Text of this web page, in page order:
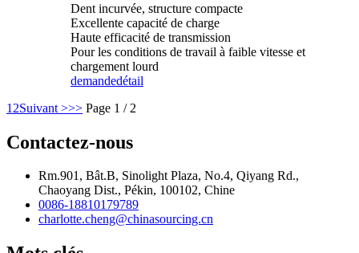
Dent incurvée, structure compacte
Excellente capacité de charge
Haute efficacité de transmission
Pour les conditions de travail à faible vitesse et
chargement lourd
demandedétail
1 2Suivant >>> Page 1 / 2
Contactez-nous
Rm.901, Bât.B, Sinolight Plaza, No.4, Qiyang Rd.,
Chaoyang Dist., Pékin, 100102, Chine
0086-18810179789
charlotte.cheng@chinasourcing.cn